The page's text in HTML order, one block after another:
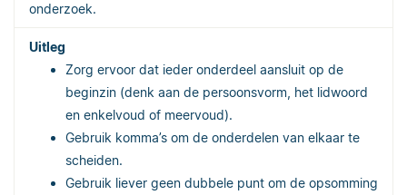
onderzoek.
Zorg ervoor dat ieder onderdeel aansluit op de
beginzin (denk aan de persoonsvorm, het lidwoord
en enkelvoud of meervoud).
Gebruik komma’s om de onderdelen van elkaar te
scheiden.
Gebruik liever geen dubbele punt om de opsomming